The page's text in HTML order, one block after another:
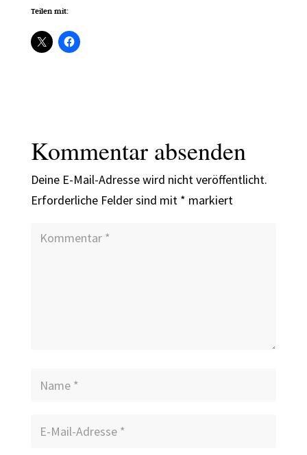
Teilen mit:
Kommentar absenden
Deine E-Mail-Adresse wird nicht veröffentlicht.
Erforderliche Felder sind mit * markiert